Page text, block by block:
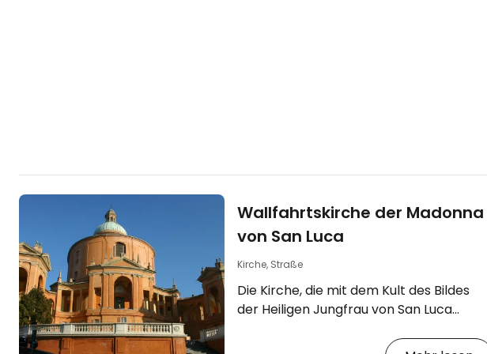
Wallfahrtskirche der Madonna
von San Luca
Kirche, Straße
Die Kirche, die mit dem Kult des Bildes
der Heiligen Jungfrau von San Luca
von der Piazza Maggiore entfernt auf